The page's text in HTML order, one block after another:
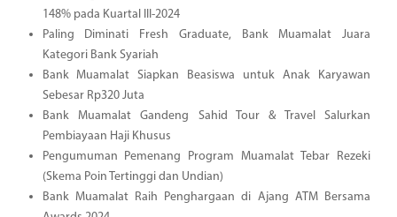
148% pada Kuartal III-2024
Paling Diminati Fresh Graduate, Bank Muamalat Juara
Kategori Bank Syariah
Bank Muamalat Siapkan Beasiswa untuk Anak Karyawan
Sebesar Rp320 Juta
Bank Muamalat Gandeng Sahid Tour & Travel Salurkan
Pembiayaan Haji Khusus
Pengumuman Pemenang Program Muamalat Tebar Rezeki
(Skema Poin Tertinggi dan Undian)
Bank Muamalat Raih Penghargaan di Ajang ATM Bersama